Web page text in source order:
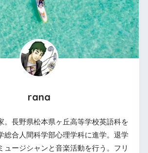
rana
。長野県松本県ヶ丘高等学校英語科を
総合人間科学部心理学科に進学。退学
ュージシャンと音楽活動を行う。フリ